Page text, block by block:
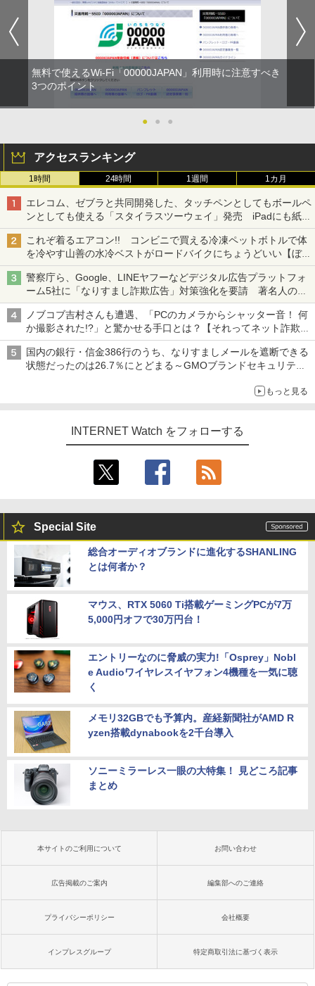
無料で使えるWi-Fi「00000JAPAN」利用時に注意すべき
3つのポイント
● ● ●
アクセスランキング
1時間 24時間 1週間 1カ月
エレコム、ゼブラと共同開発した、タッチペンとしてもボールペ
ンとしても使える「スタイラスツーウェイ」発売 iPadにも紙に
も、持ち替えずに書き込める
これぞ着るエアコン!! コンビニで買える冷凍ペットボトルで体
を冷やす山善の水冷ベストがロードバイクにちょうどいい【ぼっ
ち・ざ・ろーど！その14】【空いた時間でなにしてる？】
警察庁ら、Google、LINEヤフーなどデジタル広告プラットフォ
ーム5社に「なりすまし詐欺広告」対策強化を要請 著名人の写
真や映像を使った投資詐欺などへの対策として
ノブコブ吉村さんも遭遇、「PCのカメラからシャッター音！ 何
か撮影された!?」と驚かせる手口とは？【それってネット詐欺で
すよ！】
国内の銀行・信金386行のうち、なりすましメールを遮断できる
状態だったのは26.7％にとどまる～GMOブランドセキュリティ
もっと見る
INTERNET Watch をフォローする
Special Site
総合オーディオブランドに進化するSHANLING
とは何者か？
マウス、RTX 5060 Ti搭載ゲーミングPCが7万
5,000円オフで30万円台！
エントリーなのに脅威の実力!「Osprey」Nobl
e Audioワイヤレスイヤフォン4機種を一気に聴
く
メモリ32GBでも予算内。産経新聞社がAMD R
yzen搭載dynabookを2千台導入
ソニーミラーレス一眼の大特集！ 見どころ記事
まとめ
本サイトのご利用について お問い合わせ
広告掲載のご案内 編集部へのご連絡
プライバシーポリシー 会社概要
インプレスグループ 特定商取引法に基づく表示